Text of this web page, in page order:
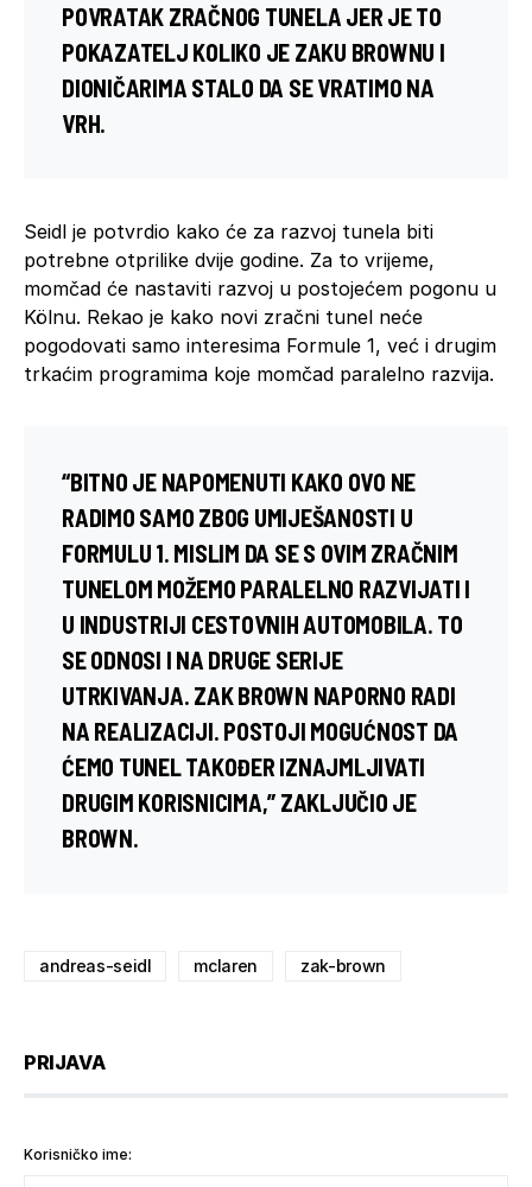
POVRATAK ZRAČNOG TUNELA JER JE TO
POKAZATELJ KOLIKO JE ZAKU BROWNU I
DIONIČARIMA STALO DA SE VRATIMO NA
VRH.
Seidl je potvrdio kako će za razvoj tunela biti
potrebne otprilike dvije godine. Za to vrijeme,
momčad će nastaviti razvoj u postojećem pogonu u
Kölnu. Rekao je kako novi zračni tunel neće
pogodovati samo interesima Formule 1, već i drugim
trkaćim programima koje momčad paralelno razvija.
“BITNO JE NAPOMENUTI KAKO OVO NE
RADIMO SAMO ZBOG UMIJEŠANOSTI U
FORMULU 1. MISLIM DA SE S OVIM ZRAČNIM
TUNELOM MOŽEMO PARALELNO RAZVIJATI I
U INDUSTRIJI CESTOVNIH AUTOMOBILA. TO
SE ODNOSI I NA DRUGE SERIJE
UTRKIVANJA. ZAK BROWN NAPORNO RADI
NA REALIZACIJI. POSTOJI MOGUĆNOST DA
ĆEMO TUNEL TAKOĐER IZNAJMLJIVATI
DRUGIM KORISNICIMA,” ZAKLJUČIO JE
BROWN.
andreas-seidl mclaren zak-brown
PRIJAVA
Korisničko ime: